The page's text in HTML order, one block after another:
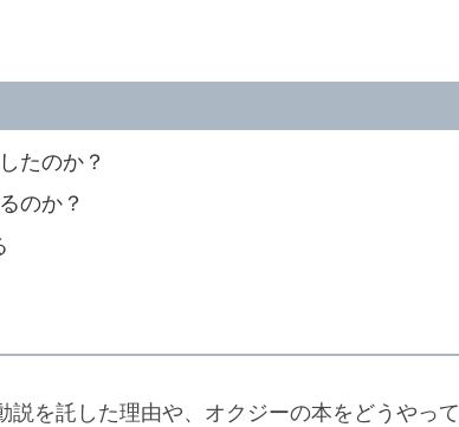
たのか？
のか？
を託した理由や、オクジーの本をどうやって